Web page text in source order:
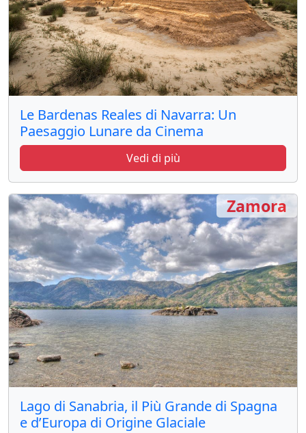
Le Bardenas Reales di Navarra: Un
Paesaggio Lunare da Cinema
Vedi di più
Lago di Sanabria, il Più Grande di Spagna
e d’Europa di Origine Glaciale
Zamora